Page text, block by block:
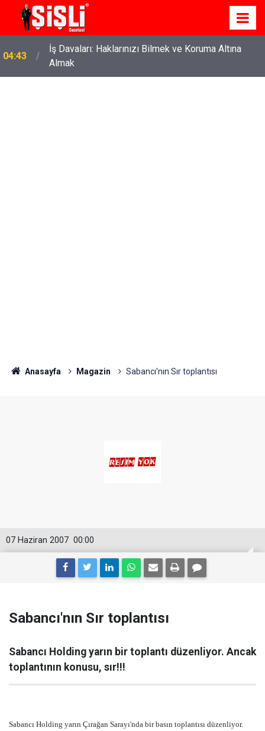
04:43
İş Davaları: Haklarınızı Bilmek ve Koruma Altına
Almak
Anasayfa Magazin Sabancı'nın Sır toplantısı
00:00
07 Haziran 2007
Sabancı'nın Sır toplantısı
Sabancı Holding yarın bir toplantı düzenliyor. Ancak
toplantının konusu, sır!!!
Sabancı Holding yarın Çırağan Sarayı'nda bir basın toplantısı düzenliyor.